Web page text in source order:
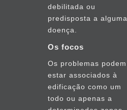
debilitada ou
predisposta a alguma
doença.
Os focos
Os problemas podem
estar associados à
edificação como um
todo ou apenas a